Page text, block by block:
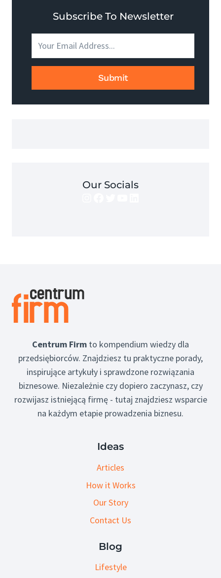
CO
JEST
I
JAK
UZYSKAĆ?
Subscribe To Newsletter
Submit
Our Socials
Centrum Firm to kompendium wiedzy dla
przedsiębiorców. Znajdziesz tu praktyczne porady,
inspirujące artykuły i sprawdzone rozwiązania
biznesowe. Niezależnie czy dopiero zaczynasz, czy
rozwijasz istniejącą firmę - tutaj znajdziesz wsparcie
na każdym etapie prowadzenia biznesu.
Ideas
Articles
How it Works
Our Story
Contact Us
Blog
Lifestyle